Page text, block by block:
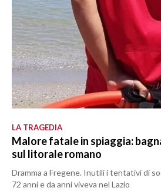
LA TRAGEDIA
Malore fatale in spiaggia:
sul litorale romano
Dramma a Fregene. Inutili i tentativi di
72 anni e da anni viveva nel Lazio